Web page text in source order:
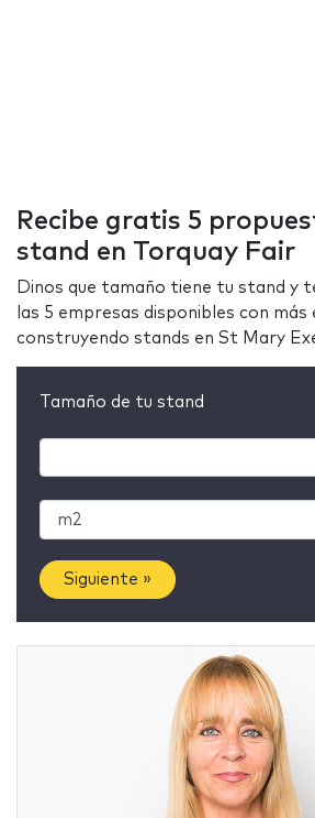
Recibe gratis 5
stand en Torquay Fair
Dinos que tamaño tiene tu stand y
las 5 empresas disponibles con más
construyendo stands en St Mary
Tamaño de tu stand
Siguiente »